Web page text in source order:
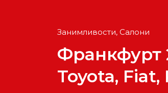
Занимливости, Салони
Франкфурт
Toyota,